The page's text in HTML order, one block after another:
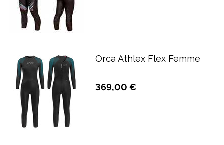
Orca Athlex Flex Femme
369,00 €